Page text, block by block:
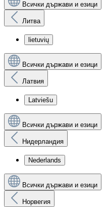
Всички държави и езици
Литва
lietuvių
Всички държави и езици
Латвия
Latviešu
Всички държави и езици
Нидерландия
Nederlands
Всички държави и езици
Норвегия